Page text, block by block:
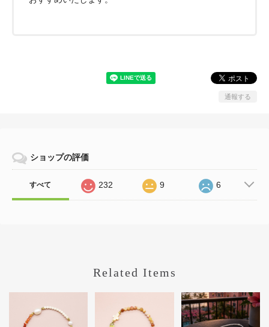
通報する
ショップの評価
すべて 232 9 6
Related Items